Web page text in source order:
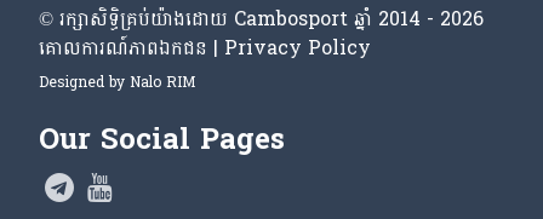
© រក្សា​សិទ្ធិ​គ្រប់​យ៉ាង​ដោយ​ Cambosport ឆ្នាំ 2014 - 2026
គោលការណ៍​ភាព​ឯកជន | Privacy Policy
Designed by Nalo RIM
Our Social Pages